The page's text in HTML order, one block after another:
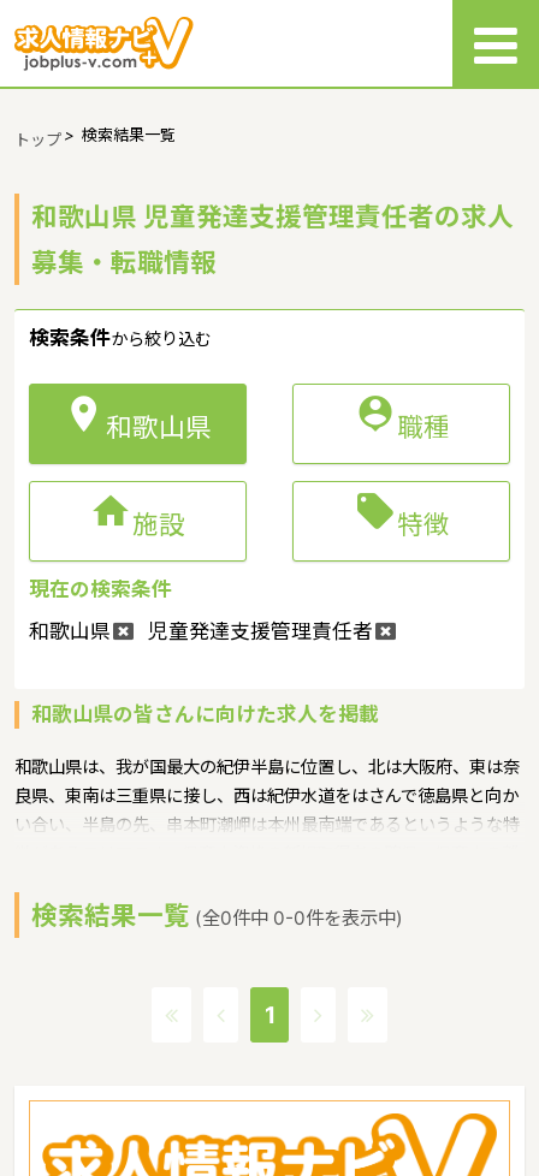
トップ> 検索結果一覧
和歌山県 児童発達支援管理責任者の求人
募集・転職情報
検索条件から絞り込む
 和歌山県 職種
施設 特徴
現在の検索条件
和歌山県
児童発達支援管理責任者
和歌山県の皆さんに向けた求人を掲載
和歌山県は、我が国最大の紀伊半島に位置し、北は大阪府、東は奈
良県、東南は三重県に接し、西は紀伊水道をはさんで徳島県と向か
い合い、半島の先、串本町潮岬は本州最南端であるというような特
の再就職支援として、指定保育士養成施設に在学し、保育士資格の
取得を目指す学生に対する修学資金や保育士資格のない保育補助者
うような保育に関する取り組みを行っています。和歌山県の人口は
（2017年10月現在）和歌山県の市町村は30。家賃相場：5.8万円
（2017年10月賃貸住宅 D-room調べ）
検索結果一覧 (全0件中 0-0件を表示中)
1